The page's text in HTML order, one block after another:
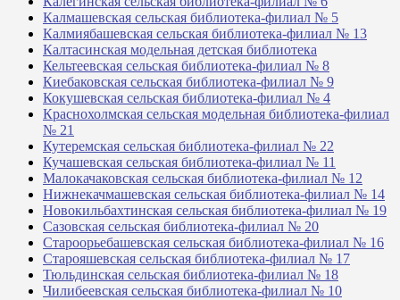
Калмашевская сельская библиотека-филиал № 5
Калмиябашевская сельская библиотека-филиал № 13
Калтасинская модельная детская библиотека
Кельтеевская сельская библиотека-филиал № 8
Киебаковская сельская библиотека-филиал № 9
Кокушевская сельская библиотека-филиал № 4
Краснохолмская сельская модельная библиотека-филиал
№ 21
Кутеремская сельская библиотека-филиал № 22
Кучашевская сельская библиотека-филиал № 11
Малокачаковская сельская библиотека-филиал № 12
Нижнекачмашевская сельская библиотека-филиал № 14
Новокильбахтинская сельская библиотека-филиал № 19
Сазовская сельская библиотека-филиал № 20
Староорьебашевская сельская библиотека-филиал № 16
Старояшевская сельская библиотека-филиал № 17
Тюльдинская сельская библиотека-филиал № 18
Чилибеевская сельская библиотека-филиал № 10